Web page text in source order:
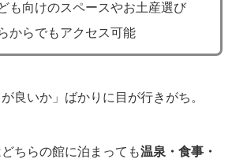
も向けのスペースやお土産選び
からでもアクセス可能
良いか」ばかりに目が行きがち。
ちらの館に泊まっても温泉・食事・